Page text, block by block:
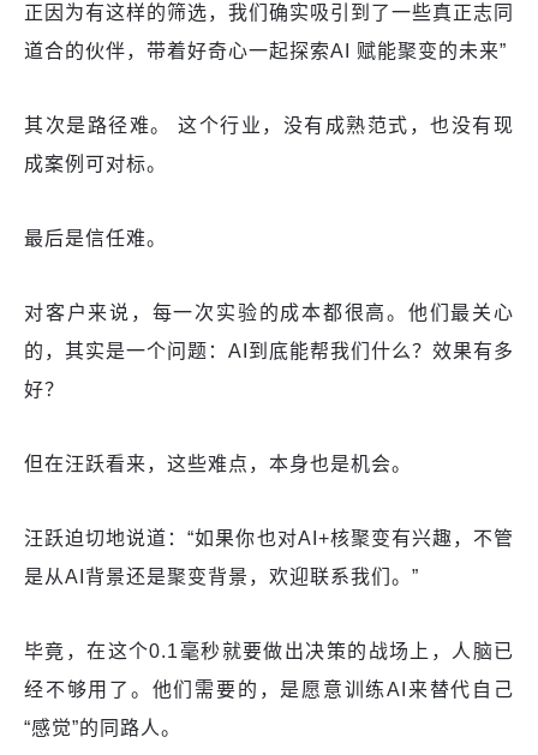
正因为有这样的筛选，我们确实吸引到了一些真正志同
道合的伙伴，带着好奇心一起探索AI 赋能聚变的未来”
其次是路径难。 这个行业，没有成熟范式，也没有现
成案例可对标。
最后是信任难。
对客户来说，每一次实验的成本都很高。他们最关心
的，其实是一个问题：AI到底能帮我们什么？效果有多
好？
但在汪跃看来，这些难点，本身也是机会。
汪跃迫切地说道：“如果你也对AI+核聚变有兴趣，不管
是从AI背景还是聚变背景，欢迎联系我们。”
毕竟，在这个0.1毫秒就要做出决策的战场上，人脑已
经不够用了。他们需要的，是愿意训练AI来替代自己
“感觉”的同路人。